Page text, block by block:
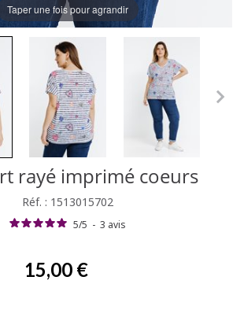
Taper une fois pour agrandir
rayé imprimé coeurs
Réf. : 1513015702
5/5 - 3 avis
15,00 €